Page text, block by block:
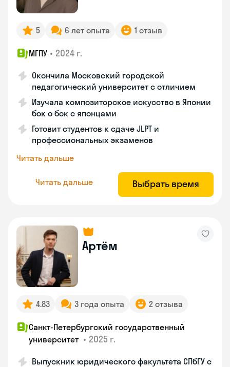
5 6 лет опыта 1 отзыв
МГПУ • 2024 г.
Окончила Московский городской
педагогический университет с отличием
Изучала композиторское искусство в Японии
бок о бок с японцами
Готовит студентов к сдаче JLPT и
профессиональных экзаменов
Читать дальше
Читать дальше Выбрать время
Артём
4.83 3 года опыта 2 отзыва
Санкт-Петербургский государственный
университет • 2025 г.
Выпускник юридического факультета СПбГУ с